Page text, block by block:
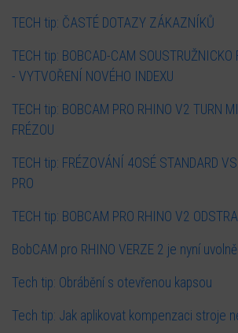
TECH tip: ČASTÉ DOTAZY ZÁKAZNÍKŮ
TECH tip: BOBCAD-CAM SOUSTRUŽNICKO
- VYTVOŘENÍ NOVÉHO INDEXU
TECH tip: BOBCAM PRO RHINO V2 TURN
FRÉZOU
TECH tip: FRÉZOVÁNÍ 4OSÉ STANDARD
PRO
TECH tip: BOBCAM PRO RHINO V2
BobCAM pro RHINO VERZE 2 je nyní
Tech tip: Obrábění s otevřenou kapsou
Tech tip: Jak aplikovat kompenzaci stroje